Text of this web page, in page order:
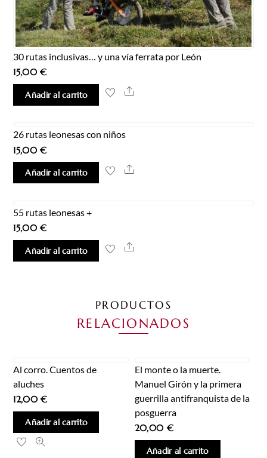
30 rutas inclusivas… y una vía ferrata por León
15,00€
Añadir al carrito Share
26 rutas leonesas con niños
15,00€
Añadir al carrito Share
55 rutas leonesas +
15,00€
Añadir al carrito Share
PRODUCTOS
RELACIONADOS
Al corro. Cuentos de
aluches
12,00€
Añadir al carrito
El monte o la muerte.
Manuel Girón y la primera
guerrilla antifranquista de la
posguerra
20,00 €
Añadir al carrito